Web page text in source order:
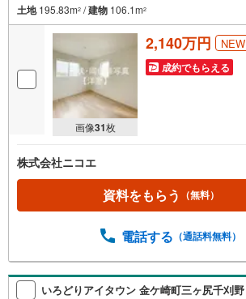
土地195.83m2 /建物 106.1m2
画像31枚
2,140万円 NEW
成約でもらえる
株式会社ニコエ
資料をもらう （無料）
電話する （通話料無料）
いろどりアイタウン 金ケ崎町三ヶ尻千刈野